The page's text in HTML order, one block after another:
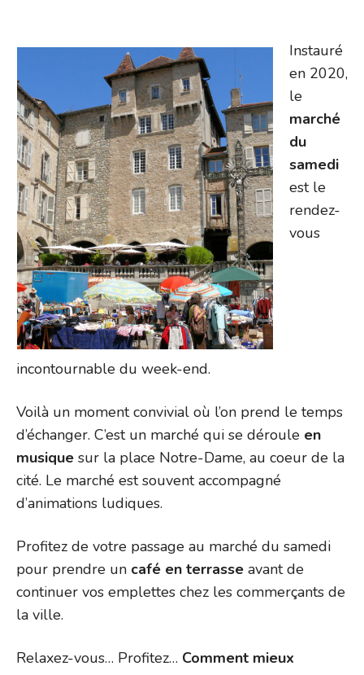
Instauré
en 2020,
le
marché
du
samedi
est le
rendez-
vous
incontournable du week-end.
Voilà un moment convivial où l’on prend le temps
d’échanger. C’est un marché qui se déroule en
musique sur la place Notre-Dame, au coeur de la
cité. Le marché est souvent accompagné
d’animations ludiques.
Profitez de votre passage au marché du samedi
pour prendre un café en terrasse avant de
continuer vos emplettes chez les commerçants de
la ville.
Relaxez-vous… Profitez… Comment mieux